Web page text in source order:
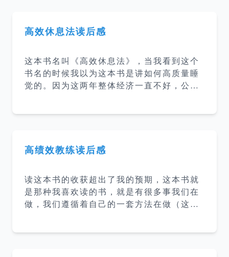
高效休息法读后感
这本书名叫《高效休息法》，当我看到这个
书名的时候我以为这本书是讲如何高质量睡
觉的。因为这两年整体经济一直不好，公司
觉只能解决身体疲劳，睡得的再多也无法解
决大脑疲劳。大脑疲劳和身体疲劳有着根本
会消耗掉60%~80%的大脑能量，使得大脑
疲劳在不知不觉中不断积累。一旦慢性化持
续下去，各方面的表现将越来越差，甚至会
耗的大部分能量都用在了预设模式网络（De
高绩效教练读后感
读这本书的收获超出了我的预期，这本书就
是那种我喜欢读的书，就是有很多事我们在
做，我们遵循着自己的一套方法在做（这些